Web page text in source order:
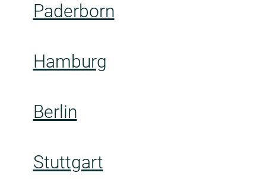
Paderborn
Hamburg
Berlin
Stuttgart